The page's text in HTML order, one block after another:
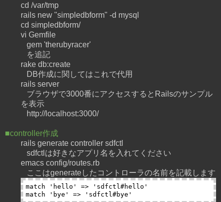
cd /var/tmp
rails new "simpledbform" -d mysql
cd simpledbform/
vi Gemfile
gem 'therubyracer'
を追記
rake db:create
DB作成に関してはこれで代用
rails server
ブラウザで3000番にアクセスするとRailsのサンプル
を表示
http://localhost:3000/
■controller作成
rails generate controller sdfctl
sdfctlは好きなアプリ名を入れてください
emacs config/routes.rb
ここはgenerateしたコントローラの名前を記載します
match 'hello' => 'sdfctl#hello'